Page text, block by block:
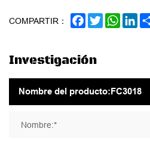
COMPARTIR： FACEBOOK
TWITTER
Investigación
Nombre:*